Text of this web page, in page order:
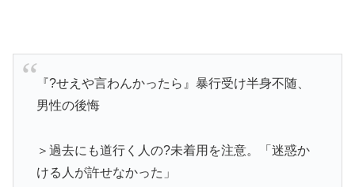
『?せえや言わんかったら』暴行受け半身不随、
男性の後悔
＞過去にも道行く人の?未着用を注意。「迷惑か
ける人が許せなかった」